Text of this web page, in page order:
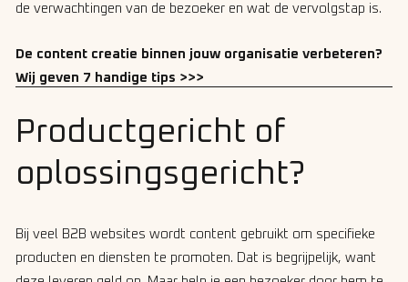
de verwachtingen van de bezoeker en wat de vervolgstap is.
De content creatie binnen jouw organisatie verbeteren?
Wij geven 7 handige tips >>>
Productgericht of
oplossingsgericht?
Bij veel B2B websites wordt content gebruikt om specifieke
producten en diensten te promoten. Dat is begrijpelijk, want